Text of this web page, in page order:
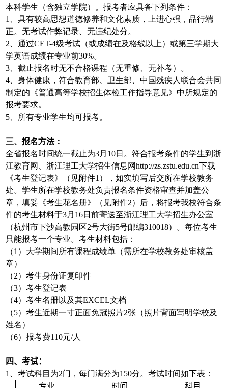
本科学生（含独立学院）。报考者应具备下列条件：
1、具有较高思想道德修养和文化素质，上进心强，品行端
正。无考试作弊记录、无违纪处分。
2、通过CET-4级考试（或成绩在及格线以上）或第三学期大
学英语成绩在专业前30%。
3、截止报名时无不合格课程（无重修、无补考）。
4、身体健康，符合教育部、卫生部、中国残疾人联合会共同
制定的《普通高等学校招生体检工作指导意见》中所规定的
报考要求。
5、所有专业学生均可报考。
三、报名方法：
全省报名时间统一截止为3月10日。符合报考条件的学生到浙
江教育网、浙江理工大学招生信息网http://zs.zstu.edu.cn下载
《考生登记表》（见附件1），如实填写后交所在学校教务
处。学生所在学校教务处负责报名条件资格审查并加盖公
章，填妥《考生花名册》（见附件2）后，将报考我校符合条
件的考生材料于3月16日前寄送至浙江理工大学招生办公室
（杭州市下沙高教园区2号大街5号邮编310018）。每位考生
只能报考一个专业。考生材料包括：
（1）大学期间所有课程成绩单（需所在学校教务处审核盖
章）
（2）考生身份证复印件
（3）考生登记表
（4）考生名册以及其EXCEL文档
（5）考生近期一寸正面免冠照片2张（照片背面写明学校及
姓名）
（6）报考费110元/人
四、考试：
1、考试科目为2门，每门满分为150分。考试时间如下表：